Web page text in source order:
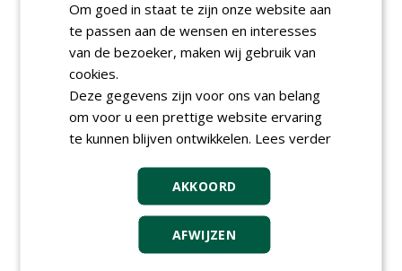
AGENDA
HAS start nieuwe opleiding
Save the Date: Green Gala op
woensdag 2 december
woensdag 2 december 2026
Om goed in staat te zijn onze website aan
te passen aan de wensen en interesses
van de bezoeker, maken wij gebruik van
cookies.
Deze gegevens zijn voor ons van belang
om voor u een prettige website ervaring
te kunnen blijven ontwikkelen. Lees verder
AKKOORD
AFWIJZEN